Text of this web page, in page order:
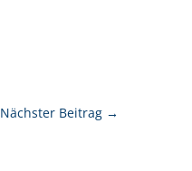
Nächster Beitrag →